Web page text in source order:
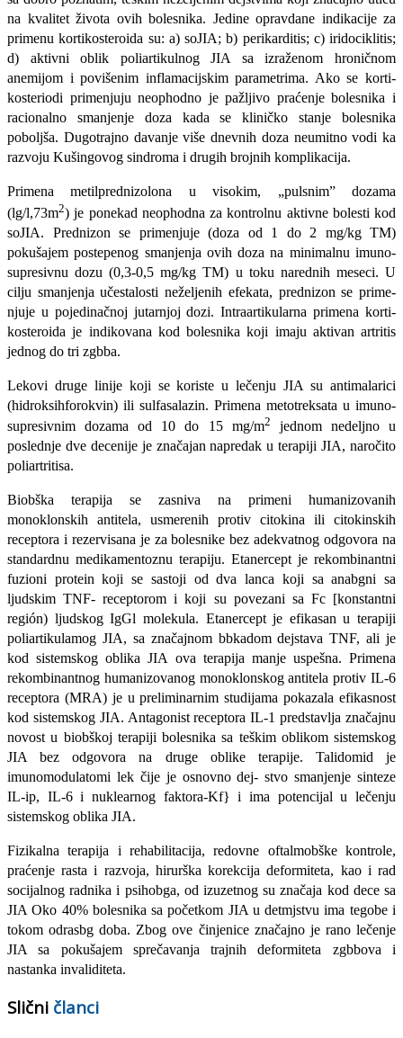
na kvalitet života ovih bolesnika. Jedine opravdane indikacije za
primenu kortikosteroida su: a) soJIA; b) perikarditis; c) iridoci­klitis;
d) aktivni oblik poliartikulnog JIA sa izraženom hroničnom
anemijom i povišenim inflamacijskim parametrima. Ako se korti-
kosteriodi primenjuju neophodno je pažljivo praćenje bolesnika i
racionalno smanjenje doza kada se kliničko stanje bolesnika
poboljša. Dugotrajno davanje više dnevnih doza neumitno vodi ka
razvoju Kušingovog sindroma i drugih brojnih komplikacija.
Primena metilprednizolona u visokim, „pulsnim” dozama
(lg/l,73m2) je ponekad neophodna za kontrolnu aktivne bolesti kod
soJIA. Prednizon se primenjuje (doza od 1 do 2 mg/kg TM)
pokušajem postepenog smanjenja ovih doza na minimalnu imuno-
supresivnu dozu (0,3-0,5 mg/kg TM) u toku narednih meseci. U
cilju smanjenja učestalosti neželjenih efekata, prednizon se prime-
njuje u pojedinačnoj jutarnjoj dozi. Intraartikularna primena korti-
kosteroida je indikovana kod bolesnika koji imaju aktivan artritis
jednog do tri zgbba.
Lekovi druge linije koji se koriste u lečenju JIA su antimalarici
(hidroksihforokvin) ili sulfasalazin. Primena metotreksata u imuno-
supresivnim dozama od 10 do 15 mg/m2
jednom nedeljno u
poslednje dve decenije je značajan napredak u terapiji JIA, naročito
poliartritisa.
Biobška terapija se zasniva na primeni humanizovanih
monoklonskih antitela, usmerenih protiv citokina ili citokinskih
receptora i rezervisana je za bolesnike bez adekvatnog odgovora na
standardnu medikamentoznu terapiju. Etanercept je rekombinantni
fuzioni pro­tein koji se sastoji od dva lanca koji sa anabgni sa
ljudskim TNF- receptorom i koji su povezani sa Fc [konstantni
región) ljudskog IgGl molekula. Etanercept je efikasan u terapiji
poliartikulamog JIA, sa značajnom bbkadom dejstava TNF, ali je
kod sistemskog oblika JIA ova terapija manje uspešna. Primena
rekombinantnog humanizovanog monoklonskog antitela protiv IL-6
receptora (MRA) je u prelimi­narnim studijama pokazala efikasnost
kod sistemskog JIA. Antagonist receptora IL-1 predstavlja značajnu
novost u biobškoj terapiji bole­snika sa teškim oblikom sistemskog
JIA bez odgovora na druge obli­ke terapije. Talidomid je
imunomodulatomi lek čije je osnovno dej- stvo smanjenje sinteze
IL-ip, IL-6 i nuklearnog faktora-Kf} i ima potencijal u lečenju
sistemskog oblika JIA.
Fizikalna terapija i rehabilitacija, redovne oftalmobške kontrole,
praćenje rasta i razvoja, hirurška korekcija deformiteta, kao i rad
socijalnog radnika i psihobga, od izuzetnog su značaja kod dece sa
JIA Oko 40% bolesnika sa početkom JIA u detmjstvu ima tegobe i
tokom odrasbg doba. Zbog ove činjenice značajno je rano lečenje
JIA sa pokušajem sprečavanja trajnih deformiteta zgbbova i
nastanka invaliditeta.
Slični članci